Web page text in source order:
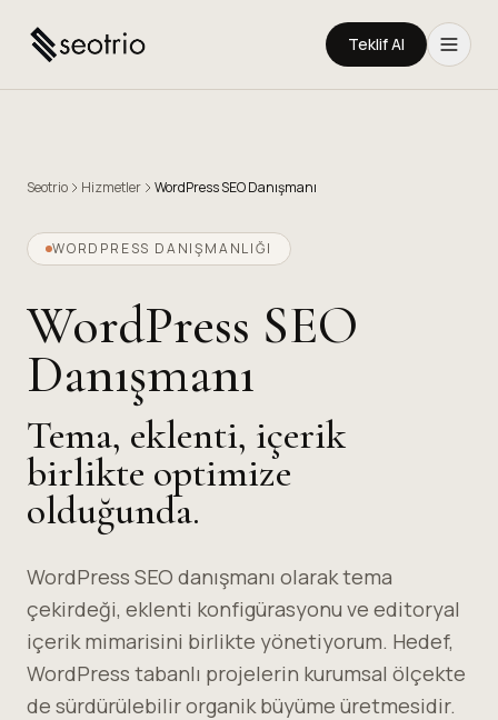
Teklif Al
Seotrio Hizmetler WordPress SEO Danışmanı
WORDPRESS DANIŞMANLIĞI
WordPress SEO
Danışmanı
Tema, eklenti, içerik
birlikte optimize
olduğunda.
WordPress SEO danışmanı olarak tema
çekirdeği, eklenti konfigürasyonu ve editoryal
içerik mimarisini birlikte yönetiyorum. Hedef,
WordPress tabanlı projelerin kurumsal ölçekte
de sürdürülebilir organik büyüme üretmesidir.